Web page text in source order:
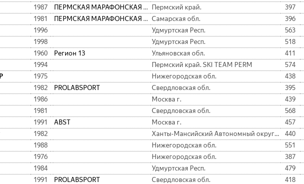
1987 ПЕРМСКАЯ МАРАФОНСКАЯ КОМАНДА Пермский край. 397
1981 ПЕРМСКАЯ МАРАФОНСКАЯ КОМАНДА Самарская обл. 396
1996 Удмуртская Респ. 563
1998 Удмуртская Респ. 518
1960 Регион 13 Ульяновская обл. 411
1994 Пермский край. SKI TEAM PERM 574
1975 Нижегородская обл. 438
1982 PROLABSPORT Свердловская обл. 395
1986 Москва г. 439
1981 Свердловская обл. 568
1991 ABST Москва г. 457
1982 Ханты-Мансийский Автономный округ - Югра АО. 440
1988 Нижегородская обл. 551
1976 Нижегородская обл. 387
1984 Удмуртская Респ. 479
1991 PROLABSPORT Свердловская обл. 418